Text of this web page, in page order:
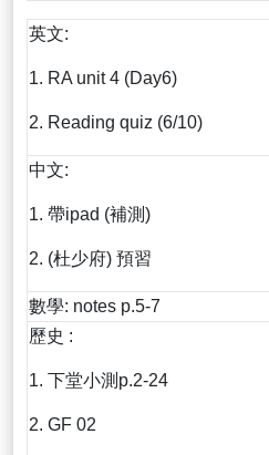
英文:
1. RA unit 4 (Day6)
2. Reading quiz (6/10)
中文:
1. 帶ipad (補測)
2. (杜少府) 預習
數學: notes p.5-7
歷史 :
1. 下堂小測p.2-24
2. GF 02